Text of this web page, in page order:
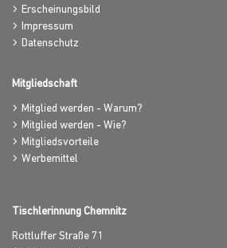
Erscheinungsbild
Impressum
Datenschutz
Mitgliedschaft
Mitglied werden - Warum?
Mitglied werden - Wie?
Mitgliedsvorteile
Werbemittel
Tischlerinnung Chemnitz
Rottluffer Straße 71